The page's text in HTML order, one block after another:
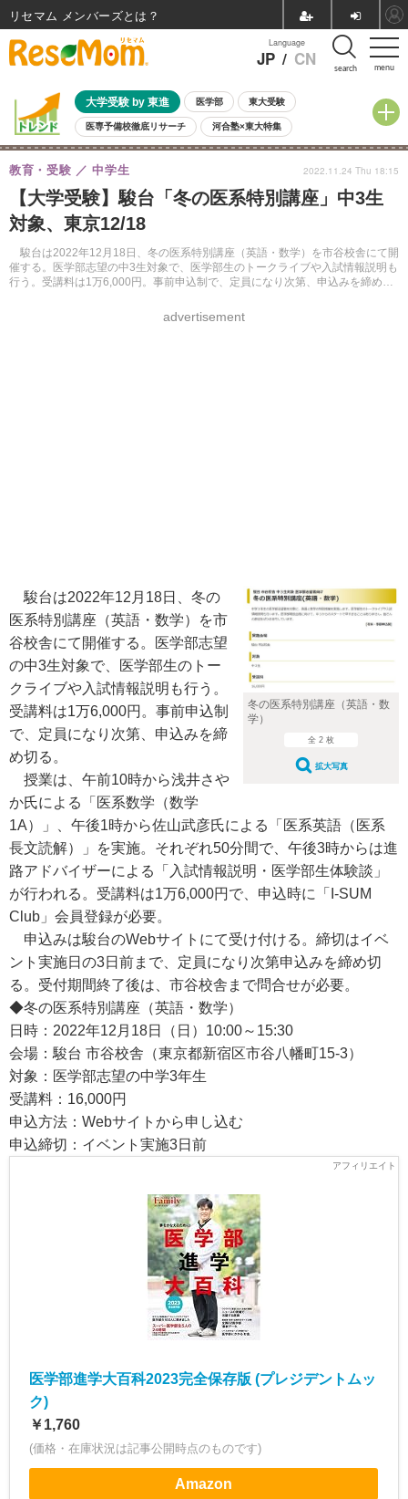
menu
Language
JP / CN search
大学受験 by 東進 医学部 東大受験
医専予備校徹底リサーチ 河合塾×東大特集
親子で考える大学選び 高校受験 中学受験 小学校受験
共通テスト 夏休み
8月開催イベント・WS 全国公立高校 過去問 人気記事
自由研究教材（小学生向け）
【大学受験】駿台「冬の医系特別講座」中3生
対象、東京12/18
駿台は2022年12月18日、冬の医系特別講座（英語・数学）を市谷校舎にて開
催する。医学部志望の中3生対象で、医学部生のトークライブや入試情報説明も
行う。受講料は1万6,000円。事前申込制で、定員になり次第、申込みを締め切
教育・受験 中学生
advertisement
2022.11.24 Thu 18:15
冬の医系特別講座（英語・数
学）
全 2 枚
拡大写真
駿台は2022年12月18日、冬の
医系特別講座（英語・数学）を市
谷校舎にて開催する。医学部志望
の中3生対象で、医学部生のトー
クライブや入試情報説明も行う。
受講料は1万6,000円。事前申込制
で、定員になり次第、申込みを締
め切る。
授業は、午前10時から浅井さや
か氏による「医系数学（数学
1A）」、午後1時から佐山武彦氏による「医系英語（医系
長文読解）」を実施。それぞれ50分間で、午後3時からは進
路アドバイザーによる「入試情報説明・医学部生体験談」
が行われる。受講料は1万6,000円で、申込時に「I-SUM
Club」会員登録が必要。
申込みは駿台のWebサイトにて受け付ける。締切はイベ
ント実施日の3日前まで、定員になり次第申込みを締め切
る。受付期間終了後は、市谷校舎まで問合せが必要。
◆冬の医系特別講座（英語・数学）
日時：2022年12月18日（日）10:00～15:30
会場：駿台 市谷校舎（東京都新宿区市谷八幡町15-3）
対象：医学部志望の中学3年生
受講料：16,000円
申込方法：Webサイトから申し込む
申込締切：イベント実施3日前
医学部進学大百科2023完全保存版 (プレジデントムッ
ク)
￥1,760
(価格・在庫状況は記事公開時点のものです)
Amazon
リセマム メンバーズ